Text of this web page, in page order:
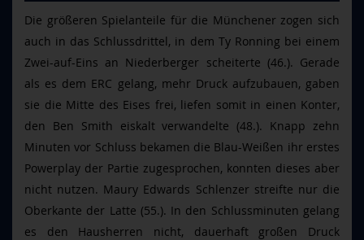
Die größeren Spielanteile für die Münchener zogen sich
auch in das Schlussdrittel, in dem Ty Ronning bei einem
Zwei-auf-Eins an Niederberger scheiterte (46.). Gerade
als es dem ERC gelang, mehr Druck aufzubauen, gaben
sie die Mitte des Eises frei, liefen somit in einen Konter,
den Ben Smith eiskalt verwandelte (48.). Knapp zehn
Minuten vor Schluss bekamen die Blau-Weißen ihr erstes
Powerplay der Partie zugesprochen, konnten dieses aber
nicht nutzen. Maury Edwards Schlenzer streifte nur die
Oberkante der Latte (55.). In den Schlussminuten gelang
es den Hausherren nicht, dauerhaft großen Druck